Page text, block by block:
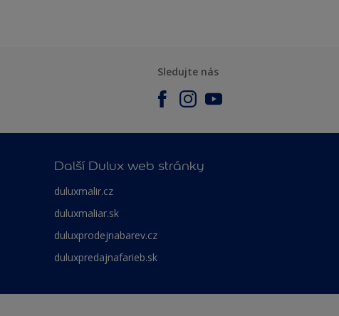
Sledujte nás
Další Dulux web stránky
duluxmalir.cz
duluxmaliar.sk
duluxprodejnabarev.cz
duluxpredajnafarieb.sk